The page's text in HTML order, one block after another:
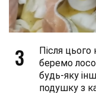
3
Після
беремо
будь-яку
подушку з